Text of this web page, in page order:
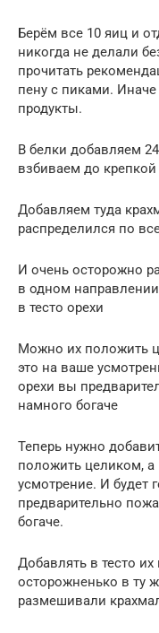
Берём все 10 яиц и
никогда не делали
прочитать
пену с пиками.
продукты.
В белки добавляем
взбиваем до
Добавляем туда
распределился по
И очень осторожно
в одном
в тесто орехи
Можно их положить
это на ваше
орехи вы
намного богаче
Теперь нужно
положить целиком,
усмотрение. И будет
предварительно
богаче.
Добавлять в тесто
осторожненько в ту
размешивали